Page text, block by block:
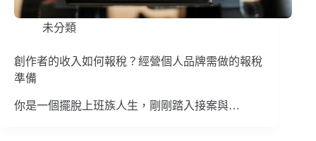
未分類
創作者的收入如何報稅？經營個人品牌需做的報稅
準備
你是一個擺脫上班族人生，剛剛踏入接案與…